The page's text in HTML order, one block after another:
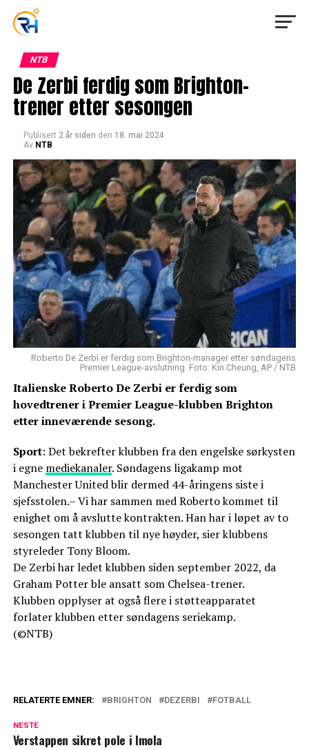
NTB
De Zerbi ferdig som Brighton-
trener etter sesongen
Publisert 2 år siden den 18. mai 2024
Av NTB
Roberto De Zerbi er ferdig som Brighton-manager etter søndagens
Premier League-avslutning. Foto: Kin Cheung, AP / NTB
Italienske Roberto De Zerbi er ferdig som
hovedtrener i Premier League-klubben Brighton
etter inneværende sesong.
Sport: Det bekrefter klubben fra den engelske sørkysten
i egne mediekanaler. Søndagens ligakamp mot
Manchester United blir dermed 44-åringens siste i
sjefsstolen.– Vi har sammen med Roberto kommet til
enighet om å avslutte kontrakten. Han har i løpet av to
sesongen tatt klubben til nye høyder, sier klubbens
styreleder Tony Bloom.
De Zerbi har ledet klubben siden september 2022, da
Graham Potter ble ansatt som Chelsea-trener.
Klubben opplyser at også flere i støtteapparatet
forlater klubben etter søndagens seriekamp.
(©NTB)
RELATERTE EMNER: BRIGHTON DEZERBI FOTBALL
NESTE
Verstappen sikret pole i Imola